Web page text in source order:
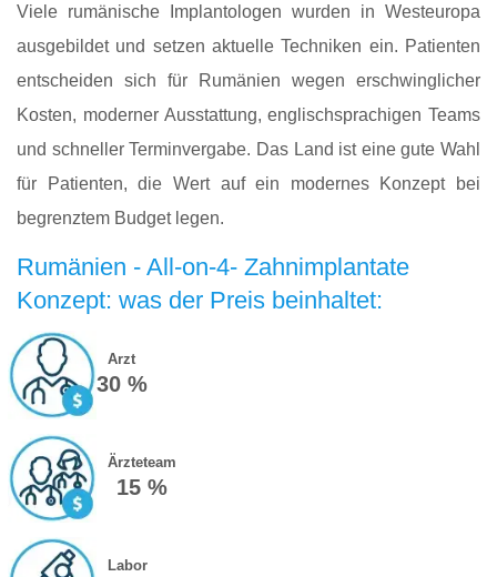
Viele rumänische Implantologen wurden in Westeuropa
ausgebildet und setzen aktuelle Techniken ein. Patienten
entscheiden sich für Rumänien wegen erschwinglicher
Kosten, moderner Ausstattung, englischsprachigen Teams
und schneller Terminvergabe. Das Land ist eine gute Wahl
für Patienten, die Wert auf ein modernes Konzept bei
begrenztem Budget legen.
Rumänien - All-on-4- Zahnimplantate
Konzept: was der Preis beinhaltet:
Arzt
30 %
Ärzteteam
15 %
Labor